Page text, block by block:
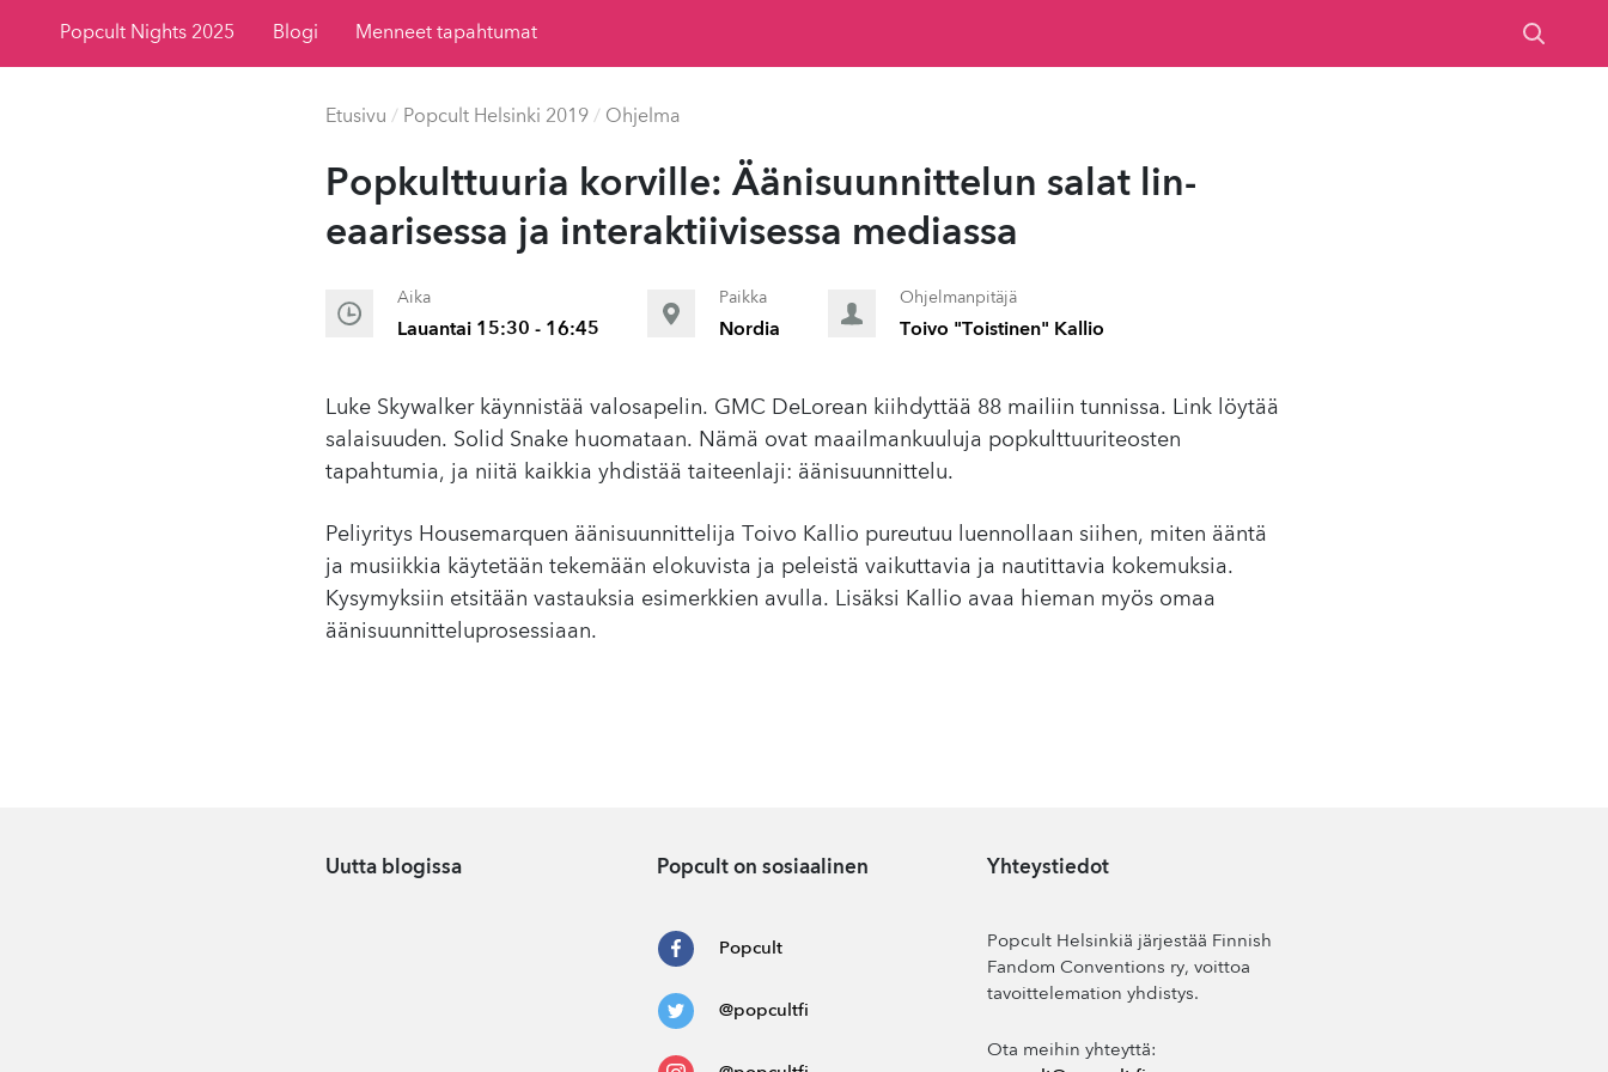
Popcult Nights 2025 Blogi Menneet tapahtumat
Etusivu / Popcult Helsinki 2019 / Ohjelma
Pop­kult­tuuria korville: Äänisu­un­nit­telun salat lin­
eaarises­sa ja in­ter­ak­ti­ivises­sa mediassa
Aika
Lauantai 15:30 - 16:45
Paikka
Nordia
Ohjelmanpitäjä
Toivo "Toistinen" Kallio
Luke Skywalker käynnistää valosapelin. GMC DeLorean kiihdyttää 88 mailiin tunnissa. Link löytää
salaisuuden. Solid Snake huomataan. Nämä ovat maailmankuuluja popkulttuuriteosten
tapahtumia, ja niitä kaikkia yhdistää taiteenlaji: äänisuunnittelu.
Peliyritys Housemarquen äänisuunnittelija Toivo Kallio pureutuu luennollaan siihen, miten ääntä
ja musiikkia käytetään tekemään elokuvista ja peleistä vaikuttavia ja nautittavia kokemuksia.
Kysymyksiin etsitään vastauksia esimerkkien avulla. Lisäksi Kallio avaa hieman myös omaa
äänisuunnitteluprosessiaan.
Uutta blogissa Popcult on sosiaalinen
Popcult
@popcultfi
Yhteystiedot
Popcult Helsinkiä järjestää Finnish
Fandom Conventions ry, voittoa
tavoittelemation yhdistys.
Ota meihin yhteyttä: